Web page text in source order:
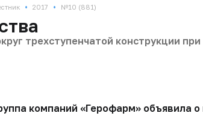
• 2017 • №10 (881)
трехступенчатой конструкции при
компаний «Герофарм» объявила